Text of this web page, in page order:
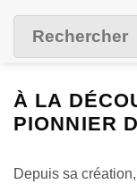
pour :
À LA
PIONNIER
Depuis sa création,